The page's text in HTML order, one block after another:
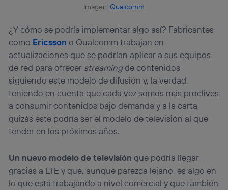
Imagen: Qualcomm
¿Y cómo se podría implementar algo así? Fabricantes
como Ericsson o Qualcomm trabajan en
actualizaciones que se podrían aplicar a sus equipos
de red para ofrecer streamingde contenidos
siguiendo este modelo de difusión y, la verdad,
teniendo en cuenta que cada vez somos más proclives
a consumir contenidos bajo demanda y a la carta,
quizás este podría ser el modelo de televisión al que
tender en los próximos años.
Un nuevo modelo de televisión que podría llegar
gracias a LTE y que, aunque parezca lejano, es algo en
lo que está trabajando a nivel comercial y que también